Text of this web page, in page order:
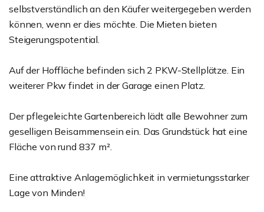
selbstverständlich an den Käufer weitergegeben werden
können, wenn er dies möchte. Die Mieten bieten
Steigerungspotential.
Auf der Hoffläche befinden sich 2 PKW-Stellplätze. Ein
weiterer Pkw findet in der Garage einen Platz.
Der pflegeleichte Gartenbereich lädt alle Bewohner zum
geselligen Beisammensein ein. Das Grundstück hat eine
Fläche von rund 837 m².
Eine attraktive Anlagemöglichkeit in vermietungsstarker
Lage von Minden!